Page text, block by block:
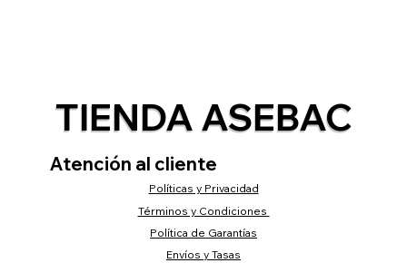
TIENDA ASEBAC
Atención al cliente
Políticas y Privacidad
Términos y Condiciones
Envíos y Tasas
Política de Garantías